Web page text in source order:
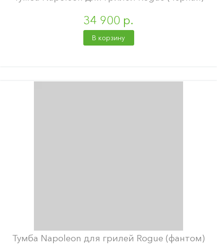
34 900 р.
В корзину
Тумба Napoleon для грилей Rogue (фантом)